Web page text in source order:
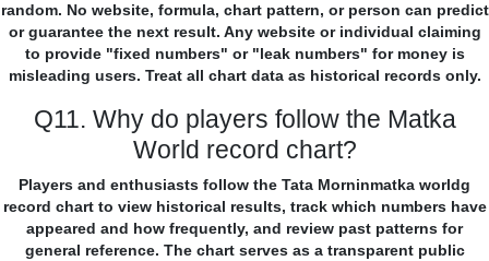
random. No website, formula, chart pattern, or person can predict
or guarantee the next result. Any website or individual claiming
to provide "fixed numbers" or "leak numbers" for money is
misleading users. Treat all chart data as historical records only.
Q11. Why do players follow the Matka
World record chart?
Players and enthusiasts follow the Tata Morninmatka worldg
record chart to view historical results, track which numbers have
appeared and how frequently, and review past patterns for
general reference. The chart serves as a transparent public